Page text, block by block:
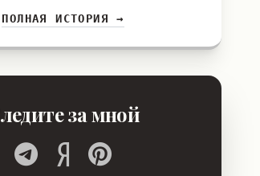
ПОЛНАЯ ИСТОРИЯ →
за мной